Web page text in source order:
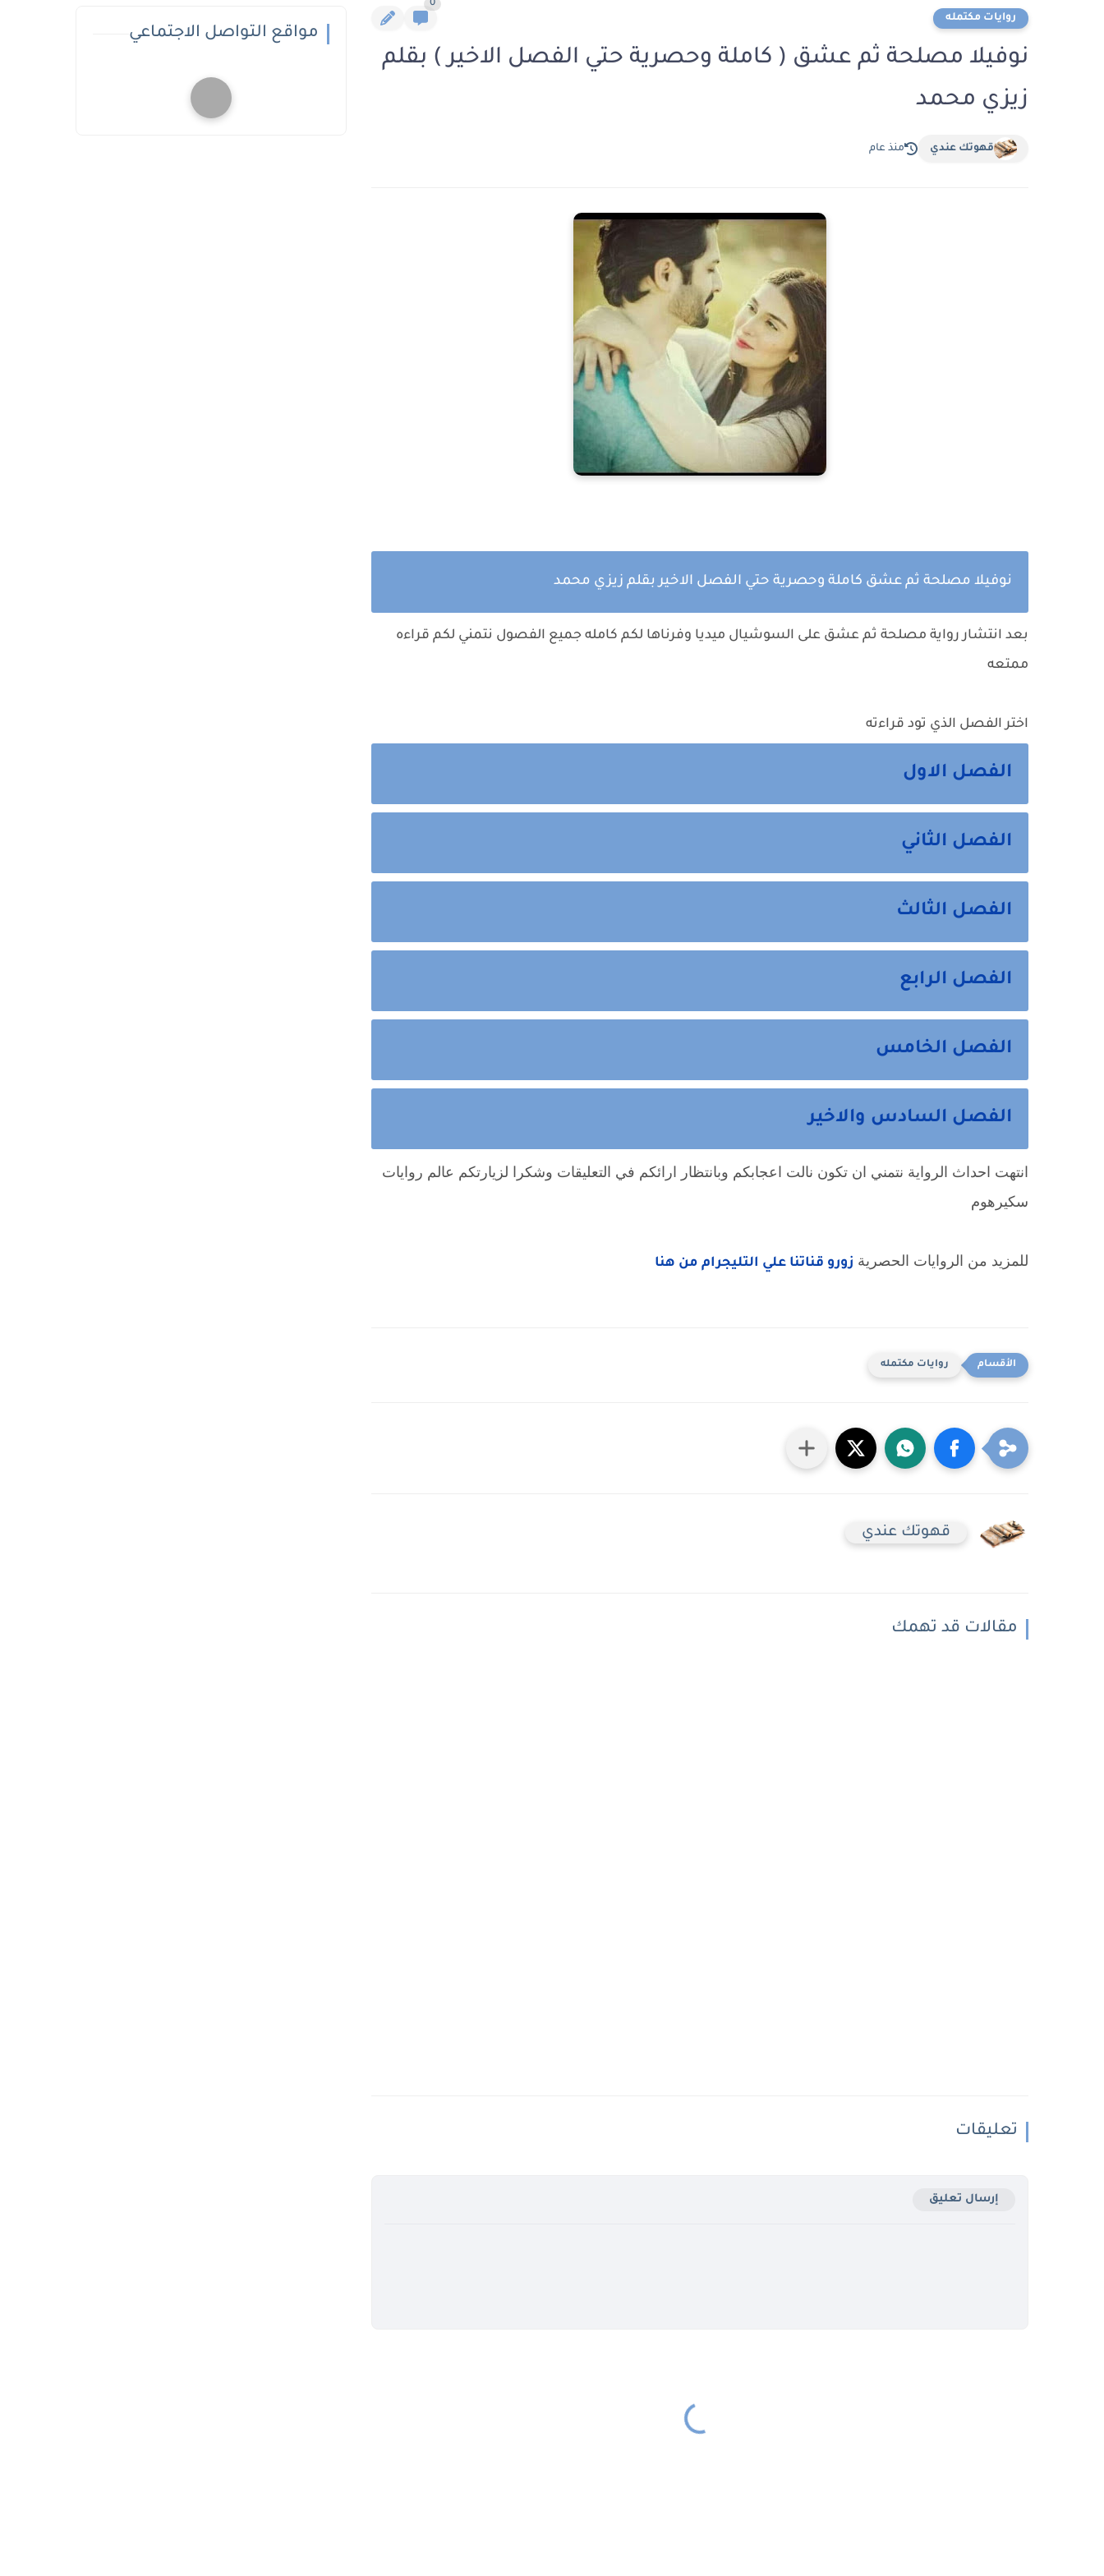
روايات مكتمله
0
نوفيلا مصلحة ثم عشق ( كاملة وحصرية حتي الفصل الاخير ) بقلم
زيزي محمد
قهوتك عندي منذ عام
نوفيلا مصلحة ثم عشق كاملة وحصرية حتي الفصل الاخير بقلم زيزي محمد
بعد انتشار رواية مصلحة ثم عشق على السوشيال ميديا وفرناها لكم كامله جميع الفصول نتمني لكم قراءه
ممتعه
اختر الفصل الذي تود قراءته
الفصل الاول
الفصل الثاني
الفصل الثالث
الفصل الرابع
الفصل الخامس
الفصل السادس والاخير
انتهت احداث الرواية نتمني ان تكون نالت اعجابكم وبانتظار ارائكم في التعليقات وشكرا لزيارتكم عالم روايات
سكيرهوم
للمزيد من الروايات الحصرية زورو قناتنا علي التليجرام من هنا
روايات مكتمله
قهوتك عندي
مقالات قد تهمك
تعليقات
إرسال تعليق
مواقع التواصل الاجتماعي